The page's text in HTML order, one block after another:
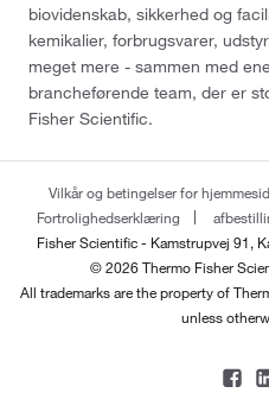
biovidenskab, sikkerhed og
kemikalier, forbrugsvarer,
meget mere - sammen med
brancheførende team, der er
Fisher Scientific.
Vilkår og betingelser for
Fortrolighedserklæring
Fisher Scientific - Kamstrupvej 91,
© 2026 Thermo Fisher
All trademarks are the property of
unless